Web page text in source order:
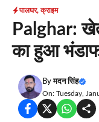
पालघर,क्राइम
Palghar:
का हुआ
Byमदन सिंह
On: Tuesday,